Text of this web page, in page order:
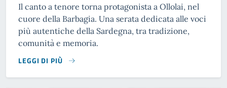
Il canto a tenore torna protagonista a Ollolai, nel
cuore della Barbagia. Una serata dedicata alle voci
più autentiche della Sardegna, tra tradizione,
comunità e memoria.
LEGGI DI PIÙ